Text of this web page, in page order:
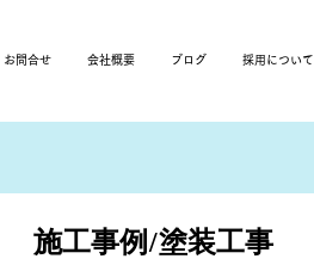
お問合せ 会社概要 ブログ 採用について
施工事例/塗装工事